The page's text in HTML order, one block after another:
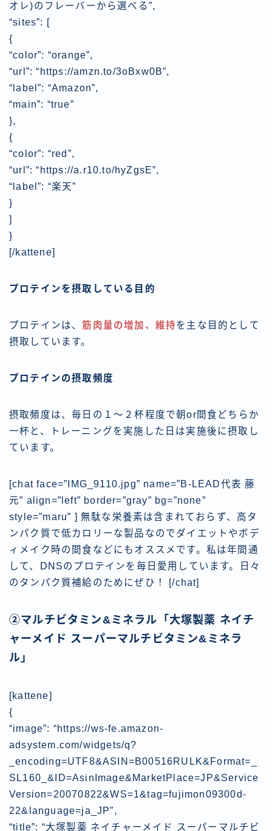
オレ)のフレーバーから選べる”,
“sites”: [
{
“color”: “orange”,
“url”: “https://amzn.to/3oBxw0B”,
“label”: “Amazon”,
“main”: “true”
},
{
“color”: “red”,
“url”: “https://a.r10.to/hyZgsE”,
“label”: “楽天”
}
]
}
[/kattene]
プロテインを摂取している目的
プロテインは、筋肉量の増加、維持を主な目的として
摂取しています。
プロテインの摂取頻度
摂取頻度は、毎日の１〜２杯程度で朝or間食どちらか
一杯と、トレーニングを実施した日は実施後に摂取 し
ています。
[chat face=”IMG_9110.jpg” name=”B-LEAD代表 藤
元” align=”left” border=”gray” bg=”none”
style=”maru” ] 無駄な栄養素は含まれておらず、高タ
ンパク質で低カロリーな製品なのでダイエットやボデ
ィメイク時の間食などにもオススメです。私は年間通
して、DNSのプロテインを毎日愛用しています。日々
のタンパク質補給のためにぜひ！ [/chat]
②マルチビタミン&ミネラル「大塚製薬 ネイチ
ャーメイド スーパーマルチビタミン&ミネラ
ル」
[kattene]
{
“image”: “https://ws-fe.amazon-
adsystem.com/widgets/q?
_encoding=UTF8&ASIN=B00516RULK&Format=_
SL160_&ID=AsinImage&MarketPlace=JP&Service
Version=20070822&WS=1&tag=fujimon09300d-
22&language=ja_JP”,
“title”: “大塚製薬 ネイチャーメイド スーパーマルチビ